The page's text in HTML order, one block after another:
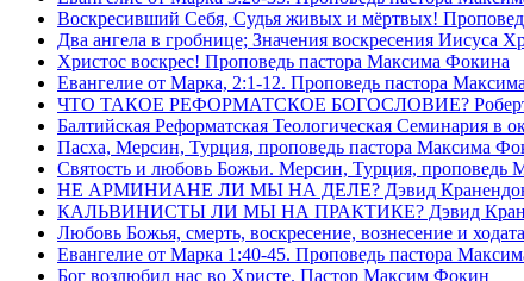
Воскресивший Себя, Судья живых и мëртвых!
Два ангела в гробнице; Значения воскресения Иисуса
Христос воскрес! Проповедь пастора Максима Фокина
Евангелие от Марка, 2:1-12. Проповедь пастора
ЧТО ТАКОЕ РЕФОРМАТСКОЕ БОГОСЛОВИЕ? Роберт
Балтийская Реформатская Теологическая
Пасха, Мерсин, Турция, проповедь пастора Максима
Святость и любовь Божьи. Мерсин, Турция, проповедь
НЕ АРМИНИАНЕ ЛИ МЫ НА ДЕЛЕ? Дэвид
КАЛЬВИНИСТЫ ЛИ МЫ НА ПРАКТИКЕ? Дэвид
Любовь Божья, смерть, воскресение, вознесение и
Евангелие от Марка 1:40-45. Проповедь пастора
Бог возлюбил нас во Христе. Пастор Максим Фокин